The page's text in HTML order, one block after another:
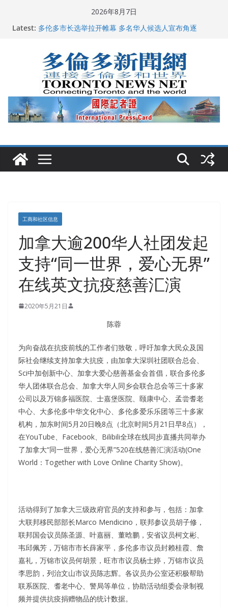
2026年8月7日
Latest:
龚晓华参加多伦多骄傲大游行 与市民分享竞选理念
多伦多市长选举拉开帷幕 多名华人候选人宣布角逐
特朗普称加拿大“不友善”并批评其领导层 卡尼：谈判事
关加拿大就业
2026加拿大青少年儿童绘画比赛颁奖典礼多伦多举行
工商和社区信息
加拿大逾200华人社团发起
支持“同一世界，爱心无界”
在线英文抗疫慈善汇演
2020年5月21日
陈蓉
为向奋战在抗疫前线的工作者们致敬，呼吁加拿大民众及国
际社会继续支持加拿大抗疫，由加拿大深圳社团联合总会、
Sci中加创新中心、加拿大爱心慈善基金会首倡，联合多伦多
华人团体联合总会、加拿大华人同乡会联合总会等三十多家
公司以及万锦多福医院、士嘉堡医院、颐康中心、孟尝耆老
中心、大多伦多中华文化中心、多伦多爱乐乐团等三十多家
机构，加东时间5月20日晚8点（北京时间5月21日早8点），
在YouTube、Facebook、Bilibili全球在线同步直播共同举办
了加拿大“同一世界，爱心无界”520在线慈善汇演活动(One
World：Together with Love Online Charity Show)。
活动得到了加拿大三级政府官员的支持和参与，包括：加拿
大联邦移民部部长Marco Mendicino，联邦参议员胡子修，
联邦国会议员陈圣源、叶嘉丽、董晗鹏，安省议员柯文彬、
韦邱佩芳，万锦市市长薛家平，多伦多市议员封赖桂霞、詹
嘉礼，万锦市议员何胡景，旺市市议员杨士婷，万锦市议员
李思韵，列治文山市议员陈志辉。各议员办公室还积极帮助
联系医院、耆老中心、警局等单位，协助活动组委会录制视
频并提供抗疫捐赠物品的统计数据。